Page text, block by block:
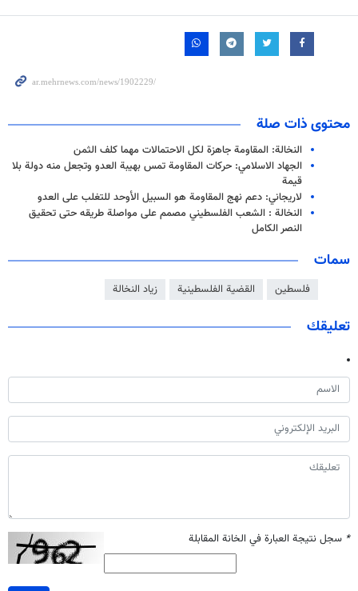
محتوى ذات صلة
النخالة: المقاومة جاهزة لكل الاحتمالات مهما كلف الثمن
الجهاد الاسلامي: حركات المقاومة تمس بهيبة العدو وتجعل منه دولة بلا
قيمة
لاريجاني: دعم نهج المقاومة هو السبيل الأوحد للتغلب على العدو
النخالة : الشعب الفلسطيني مصمم على مواصلة طريقه حتى تحقيق
النصر الكامل
سمات
فلسطين القضية الفلسطينية زياد النخالة
تعليقك
* سجل نتيجة العبارة في الخانة المقابلة